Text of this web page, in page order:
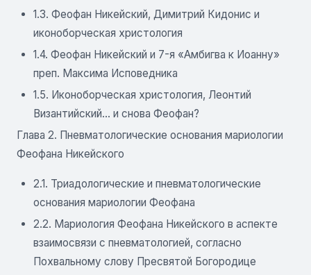
1.3. Феофан Никейский, Димитрий Кидонис и
иконоборческая христология
1.4. Феофан Никейский и 7-я «Амбигва к Иоанну»
преп. Максима Исповедника
1.5. Иконоборческая христология, Леонтий
Византийский... и снова Феофан?
Глава 2. Пневматологические основания мариологии
Феофана Никейского
2.1. Триадологические и пневматологические
основания мариологии Феофана
2.2. Мариология Феофана Никейского в аспекте
взаимосвязи с пневматологией, согласно
Похвальному слову Пресвятой Богородице